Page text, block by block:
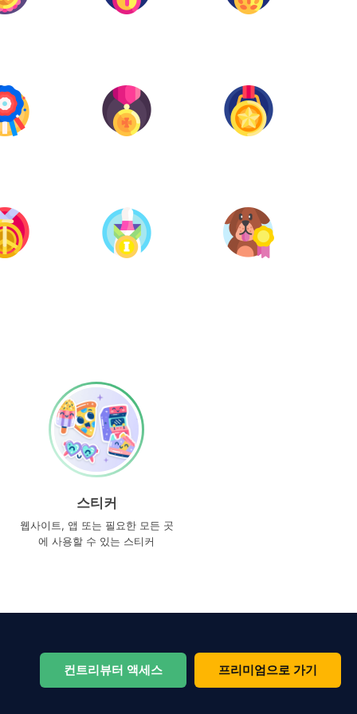
스티커
웹사이트, 앱 또는 필요한 모든 곳
에 사용할 수 있는 스티커
컨트리뷰터 액세스 프리미엄으로 가기